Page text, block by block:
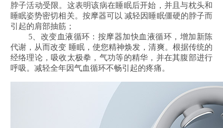
脖子活动受限。这表明该病在睡眠后开始，并且与枕头和
睡眠姿势密切相关。按摩器可以减轻因睡眠僵硬的脖子而
引起的肩部抽筋；
5、改变血液循环：按摩器加快血液循环，增加新陈
代谢，从而改变 睡眠，使您精神焕发，清爽。根据传统的
经络理论，吸收太极拳，气功等的精华，并在其腹部进行
呼吸。 减轻全年因气血循环不畅引起的疼痛。